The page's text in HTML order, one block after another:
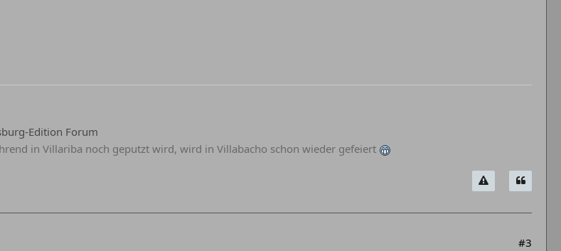
Edition Forum
in Villariba noch geputzt wird, wird in Villabacho schon wieder gefeiert
#3